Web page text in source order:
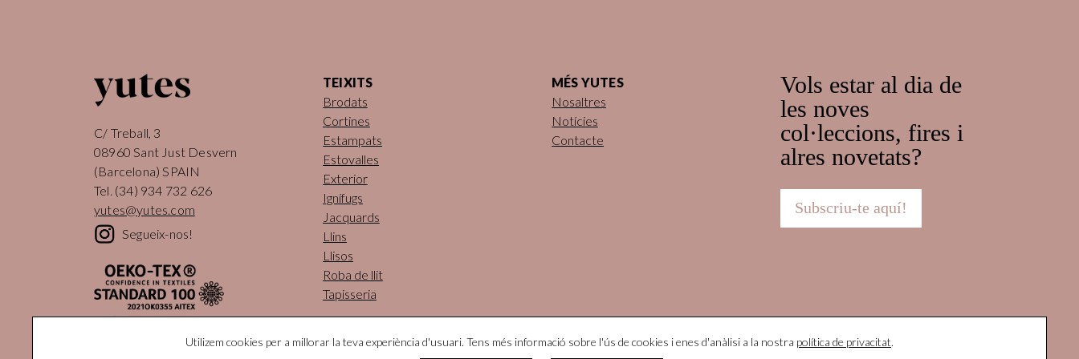
C/ Treball, 3
08960 Sant Just Desvern
(Barcelona) SPAIN
Tel. (34) 934 732 626
yutes@yutes.com
Segueix-nos!
TEIXITS
Brodats
Cortines
Estampats
Estovalles
Exterior
Ignífugs
Jacquards
Llins
Llisos
Roba de llit
Tapisseria
MÉS YUTES
Nosaltres
Notícies
Contacte
Vols estar al dia de
les noves
col·leccions, fires i
alres novetats?
Subscriu-te aquí!
Utilizem cookies per a millorar la teva experiència d'usuari. Tens més informació sobre l'ús de cookies i enes d'anàlisi a la nostra política de privacitat.